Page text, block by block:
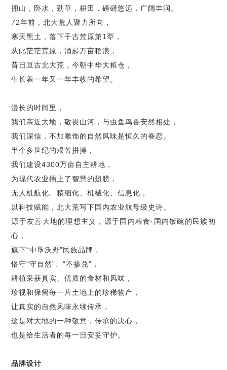
拥山，卧水，劲草，耕田，磅礴悠远，广阔丰润。
72年前，北大荒人聚力所向，
寒天黑土，落下千古荒原第1犁，
从此茫茫荒原，涌起万亩稻浪，
昔日亘古北大荒，今朝中华大粮仓，
生长着一年又一年丰收的希望。
漫长的时间里，
我们亲近大地，敬畏山河，与虫鱼鸟兽安然相处，
我们深信，不加雕饰的自然风味是恒久的眷恋。
半个多世纪的艰苦拼搏，
我们建设4300万亩自主耕地，
为现代农业插上了智慧的翅膀，
无人机航化、精细化、机械化、信息化，
以科技赋能，北大荒写下国内农业航母级史诗。
源于友善大地的理想主义，源于国内粮食· 国内饭碗的民族初
心，
旗下“中垦沃野”民族品牌，
恪守“守自然” 、“不掺兑” ，
耕植采获真实、优质的食材和风味，
珍视和保留每一片土地上的珍稀物产，
让真实的自然风味永续传承，
这是对大地的一种敬意，传承的决心，
也是给生活者的每一日安妥守护。
品牌设计